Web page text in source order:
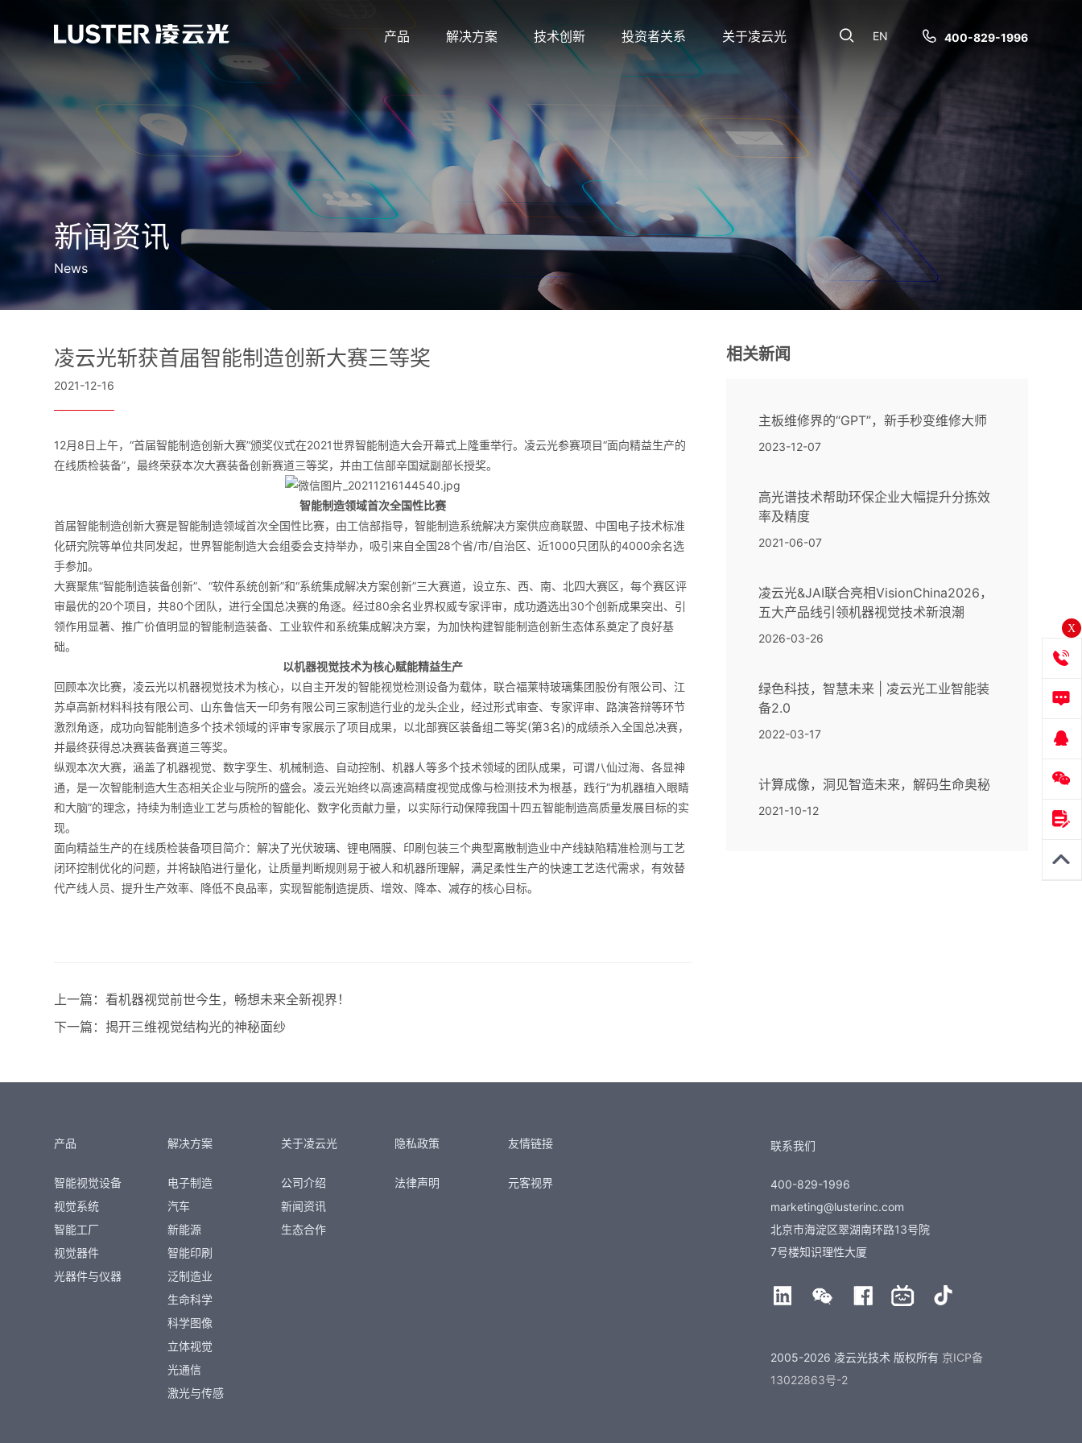
400-829-1996
EN
产品 解决方案 技术创新 投资者关系 关于凌云光
新闻资讯
News
凌云光斩获首届智能制造创新大赛三等奖
2021-12-16
12月8日上午，“首届智能制造创新大赛”颁奖仪式在2021世界智能制造大会开幕式上隆重举行。凌云光参赛项目“面向精益生产的
在线质检装备”，最终荣获本次大赛装备创新赛道三等奖，并由工信部辛国斌副部长授奖。
智能制造领域首次全国性比赛
首届智能制造创新大赛是智能制造领域首次全国性比赛，由工信部指导，智能制造系统解决方案供应商联盟、中国电子技术标准
化研究院等单位共同发起，世界智能制造大会组委会支持举办，吸引来自全国28个省/市/自治区、近1000只团队的4000余名选
手参加。
大赛聚焦“智能制造装备创新”、“软件系统创新”和“系统集成解决方案创新”三大赛道，设立东、西、南、北四大赛区，每个赛区评
审最优的20个项目，共80个团队，进行全国总决赛的角逐。经过80余名业界权威专家评审，成功遴选出30个创新成果突出、引
领作用显著、推广价值明显的智能制造装备、工业软件和系统集成解决方案，为加快构建智能制造创新生态体系奠定了良好基
础。
以机器视觉技术为核心赋能精益生产
回顾本次比赛，凌云光以机器视觉技术为核心，以自主开发的智能视觉检测设备为载体，联合福莱特玻璃集团股份有限公司、江
苏卓高新材料科技有限公司、山东鲁信天一印务有限公司三家制造行业的龙头企业，经过形式审查、专家评审、路演答辩等环节
激烈角逐，成功向智能制造多个技术领域的评审专家展示了项目成果，以北部赛区装备组二等奖(第3名)的成绩杀入全国总决赛，
并最终获得总决赛装备赛道三等奖。
纵观本次大赛，涵盖了机器视觉、数字孪生、机械制造、自动控制、机器人等多个技术领域的团队成果，可谓八仙过海、各显神
通，是一次智能制造大生态相关企业与院所的盛会。凌云光始终以高速高精度视觉成像与检测技术为根基，践行“为机器植入眼睛
和大脑”的理念，持续为制造业工艺与质检的智能化、数字化贡献力量，以实际行动保障我国十四五智能制造高质量发展目标的实
现。
面向精益生产的在线质检装备项目简介：解决了光伏玻璃、锂电隔膜、印刷包装三个典型离散制造业中产线缺陷精准检测与工艺
闭环控制优化的问题，并将缺陷进行量化，让质量判断规则易于被人和机器所理解，满足柔性生产的快速工艺迭代需求，有效替
代产线人员、提升生产效率、降低不良品率，实现智能制造提质、增效、降本、减存的核心目标。
上一篇：看机器视觉前世今生，畅想未来全新视界！
下一篇：揭开三维视觉结构光的神秘面纱
相关新闻
主板维修界的“GPT”，新手秒变维修大师
2023-12-07
高光谱技术帮助环保企业大幅提升分拣效
率及精度
2021-06-07
凌云光&JAI联合亮相VisionChina2026，
五大产品线引领机器视觉技术新浪潮
2026-03-26
绿色科技，智慧未来 | 凌云光工业智能装
备2.0
2022-03-17
计算成像，洞见智造未来，解码生命奥秘
2021-10-12
产品
智能视觉设备
视觉系统
智能工厂
视觉器件
光器件与仪器
解决方案
电子制造
汽车
新能源
智能印刷
泛制造业
生命科学
科学图像
立体视觉
光通信
激光与传感
关于凌云光
公司介绍
新闻资讯
生态合作
隐私政策
法律声明
友情链接
元客视界
联系我们
400-829-1996
marketing@lusterinc.com
北京市海淀区翠湖南环路13号院
7号楼知识理性大厦
2005-2026 凌云光技术 版权所有 京ICP备
13022863号-2
X